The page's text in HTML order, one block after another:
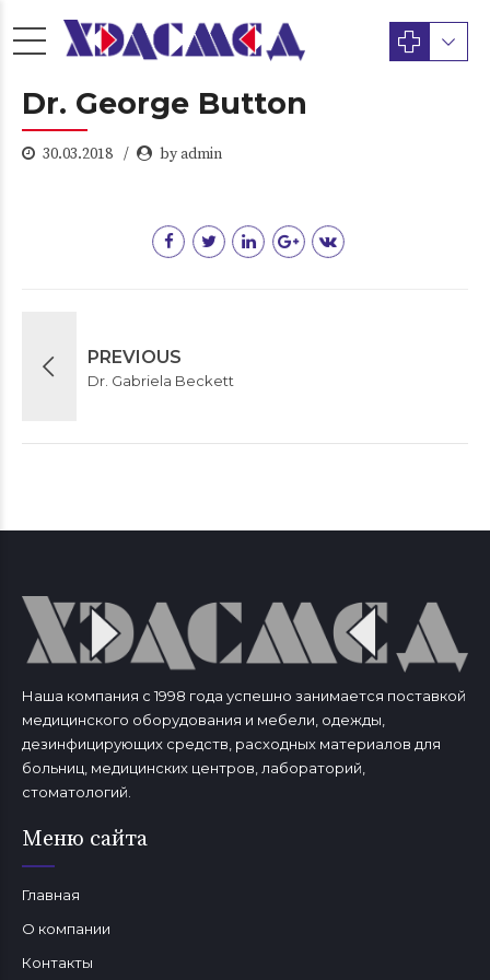
Dr. George Button
30.03.2018 by admin
PREVIOUS
Dr. Gabriela Beckett
Наша компания с 1998 года успешно занимается поставкой
медицинского оборудования и мебели, одежды,
дезинфицирующих средств, расходных материалов для
больниц, медицинских центров, лабораторий,
стоматологий.
Меню сайта
Главная
О компании
Контакты